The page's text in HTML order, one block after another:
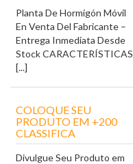
Planta De Hormigón Móvil
En Venta Del Fabricante –
Entrega Inmediata Desde
Stock CARACTERÍSTICAS
[...]
COLOQUE SEU
PRODUTO EM +200
CLASSIFICA
Divulgue Seu Produto em